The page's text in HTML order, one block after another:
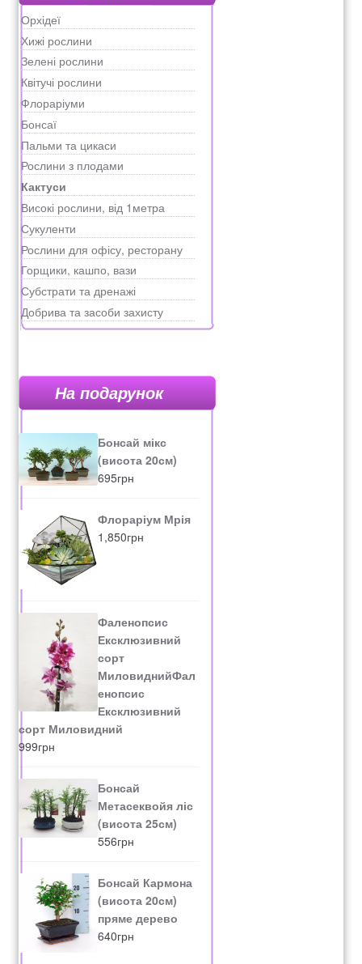
Орхідеї
Хижі рослини
Зелені рослини
Квітучі рослини
Флораріуми
Бонсаї
Пальми та цикаси
Рослини з плодами
Кактуси
Високі рослини, від 1метра
Сукуленти
Рослини для офісу, ресторану
Горщики, кашпо, вази
Субстрати та дренажі
Добрива та засоби захисту
На подарунок
Бонсай мікс
(висота 20см)
695грн
Флораріум Мрія
1,850грн
Фаленопсис
Ексклюзивний
сорт
МиловиднийФал
енопсис
Ексклюзивний
сорт Миловидний
999грн
Бонсай
Метасеквойя ліс
(висота 25см)
556грн
Бонсай Кармона
(висота 20см)
пряме дерево
640грн